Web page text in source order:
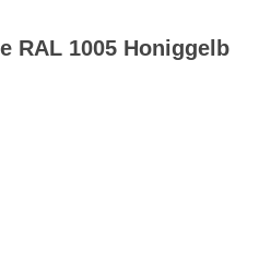
RAL 1005 Honiggelb